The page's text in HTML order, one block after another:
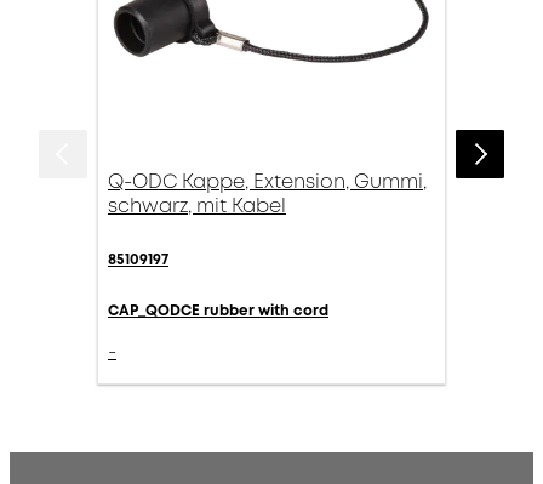
Q-ODC Kappe, Extension, Gummi,
schwarz, mit Kabel
85109197
CAP_QODCE rubber with cord
-